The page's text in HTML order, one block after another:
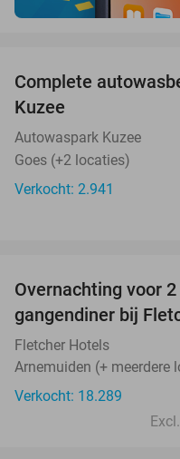
Complete
Kuzee
Autowaspark Kuzee
Goes (+2 locaties)
Verkocht: 2.941
Overnachting voor
gangendiner bij
Fletcher Hotels
Arnemuiden (+ meerdere
Verkocht: 18.289